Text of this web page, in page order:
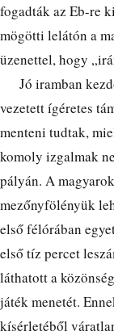
fogadták az Eb-re
mögötti lelátón a
üzenettel, hogy
Jó iramban
vezetett ígéretes
menteni tudtak,
komoly izgalmak
pályán. A
mezőnyfölényük
első félórában
első tíz percet
láthatott a
játék menetét.
kísérletéből